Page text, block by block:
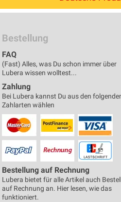
Bestellung
FAQ
(Fast) Alles, was Du schon immer über
Lubera wissen wolltest...
Zahlung
Bei Lubera kannst Du aus den
Zahlarten wählen
Bestellung auf Rechnung
Lubera bietet für alle Artikel auch
auf Rechnung an. Hier lesen, wie das
funktioniert.